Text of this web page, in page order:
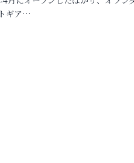
ギア…